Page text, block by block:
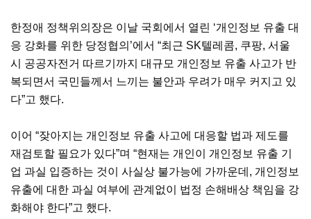
한정애 정책위의장은 이날 국회에서 열린 ‘개인정보 유출 대
응 강화를 위한 당정협의’에서 “최근 SK텔레콤, 쿠팡, 서울
시 공공자전거 따르기까지 대규모 개인정보 유출 사고가 반
복되면서 국민들께서 느끼는 불안과 우려가 매우 커지고 있
다”고 했다.
이어 “잦아지는 개인정보 유출 사고에 대응할 법과 제도를
재검토할 필요가 있다”며 “현재는 개인이 개인정보 유출 기
업 과실 입증하는 것이 사실상 불가능에 가까운데, 개인정보
유출에 대한 과실 여부에 관계없이 법정 손해배상 책임을 강
화해야 한다”고 했다.